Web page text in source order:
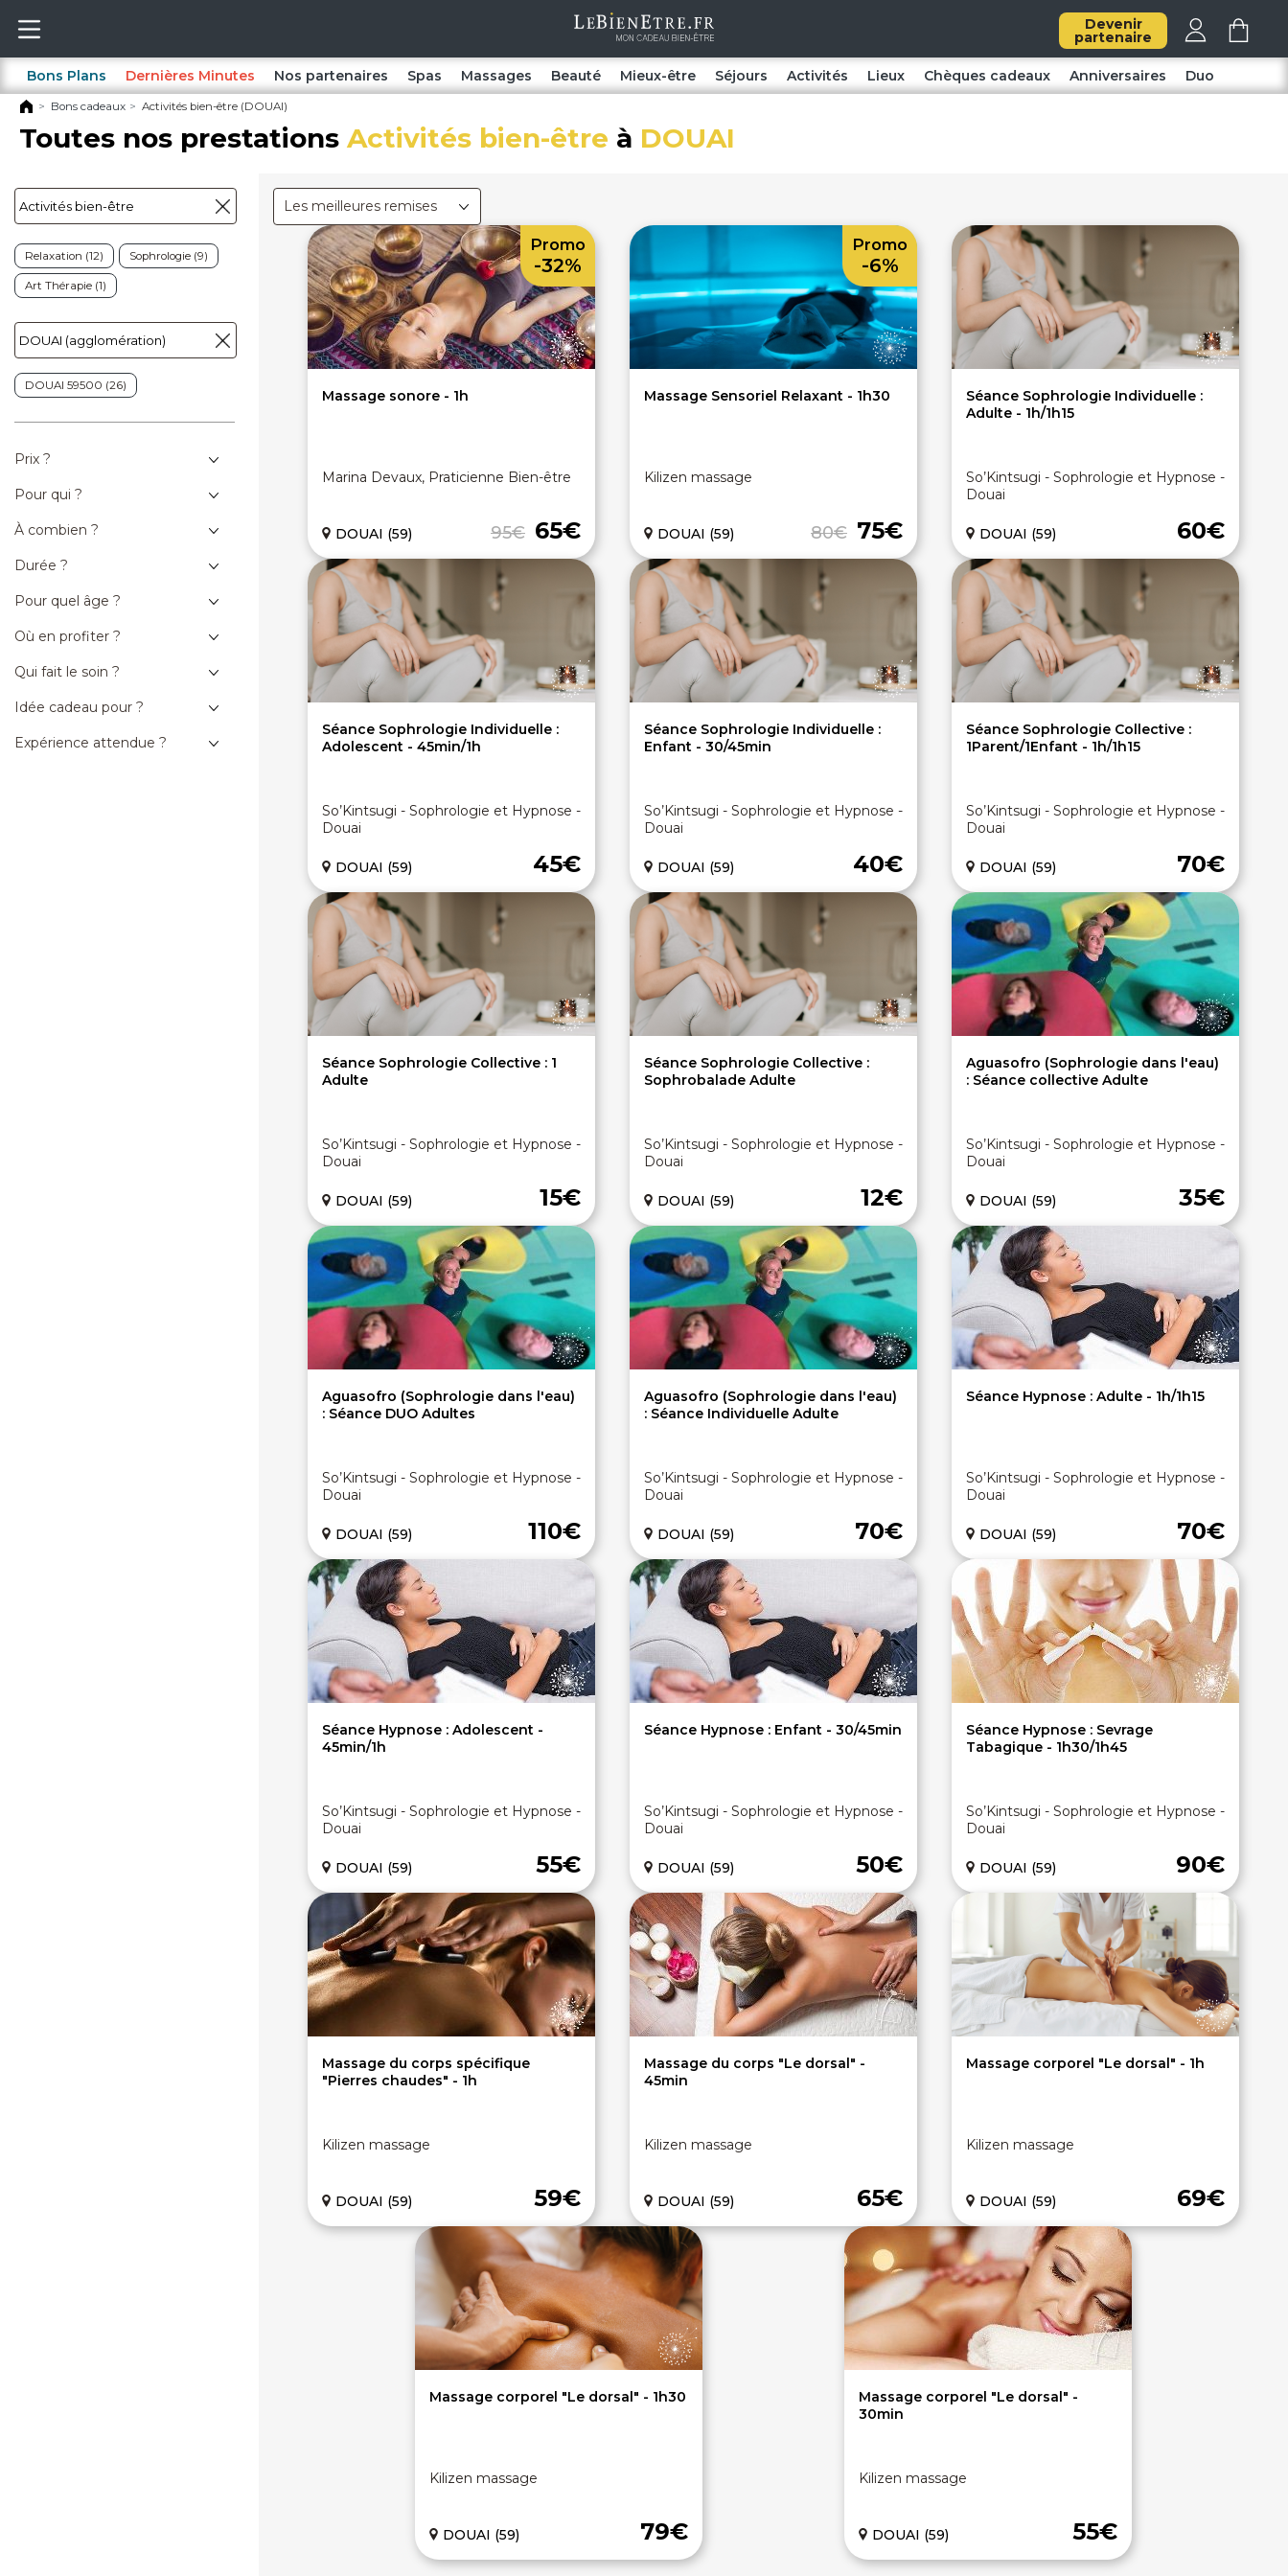
Devenir
partenaire
Bons Plans Dernières Minutes Nos partenaires Spas Massages Beauté Mieux-être Séjours Activités Lieux Chèques cadeaux Anniversaires Duo
Bons cadeaux Activités bien-être (DOUAI)
Toutes nos prestations Activités bien-être à DOUAI
Relaxation (12) Sophrologie (9)
Art Thérapie (1)
DOUAI 59500 (26)
Prix ?
Pour qui ?
À combien ?
Durée ?
Pour quel âge ?
Où en profiter ?
Qui fait le soin ?
Idée cadeau pour ?
Expérience attendue ?
Les meilleures remises
Massage sonore - 1h
Marina Devaux, Praticienne Bien-être
95€ 65€
DOUAI (59)
Promo
-32%
Massage Sensoriel Relaxant - 1h30
Kilizen massage
80€ 75€
DOUAI (59)
Promo
-6%
Séance Sophrologie Individuelle :
Adulte - 1h/1h15
So’Kintsugi - Sophrologie et Hypnose -
Douai
60€
DOUAI (59)
Séance Sophrologie Individuelle :
Adolescent - 45min/1h
So’Kintsugi - Sophrologie et Hypnose -
Douai
45€
DOUAI (59)
Séance Sophrologie Individuelle :
Enfant - 30/45min
So’Kintsugi - Sophrologie et Hypnose -
Douai
40€
DOUAI (59)
Séance Sophrologie Collective :
1Parent/1Enfant - 1h/1h15
So’Kintsugi - Sophrologie et Hypnose -
Douai
70€
DOUAI (59)
Séance Sophrologie Collective : 1
Adulte
So’Kintsugi - Sophrologie et Hypnose -
Douai
15€
DOUAI (59)
Séance Sophrologie Collective :
Sophrobalade Adulte
So’Kintsugi - Sophrologie et Hypnose -
Douai
12€
DOUAI (59)
Aguasofro (Sophrologie dans l'eau)
: Séance collective Adulte
So’Kintsugi - Sophrologie et Hypnose -
Douai
35€
DOUAI (59)
Aguasofro (Sophrologie dans l'eau)
: Séance DUO Adultes
So’Kintsugi - Sophrologie et Hypnose -
Douai
110€
DOUAI (59)
Aguasofro (Sophrologie dans l'eau)
: Séance Individuelle Adulte
So’Kintsugi - Sophrologie et Hypnose -
Douai
70€
DOUAI (59)
Séance Hypnose : Adulte - 1h/1h15
So’Kintsugi - Sophrologie et Hypnose -
Douai
70€
DOUAI (59)
Séance Hypnose : Adolescent -
45min/1h
So’Kintsugi - Sophrologie et Hypnose -
Douai
55€
DOUAI (59)
Séance Hypnose : Enfant - 30/45min
So’Kintsugi - Sophrologie et Hypnose -
Douai
50€
DOUAI (59)
Séance Hypnose : Sevrage
Tabagique - 1h30/1h45
So’Kintsugi - Sophrologie et Hypnose -
Douai
90€
DOUAI (59)
Massage du corps spécifique
"Pierres chaudes" - 1h
Kilizen massage
59€
DOUAI (59)
Massage du corps "Le dorsal" -
45min
Kilizen massage
65€
DOUAI (59)
Massage corporel "Le dorsal" - 1h
Kilizen massage
69€
DOUAI (59)
Massage corporel "Le dorsal" - 1h30
Kilizen massage
79€
DOUAI (59)
Massage corporel "Le dorsal" -
30min
Kilizen massage
55€
DOUAI (59)